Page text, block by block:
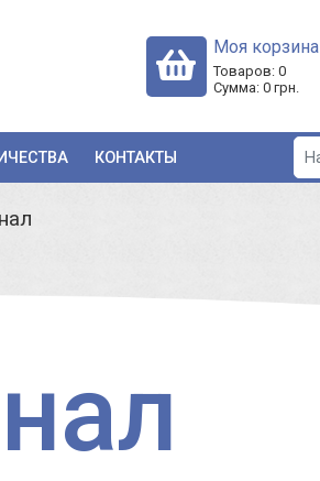
Моя корзина
Товаров: 0
Сумма: 0грн.
КОНТАКТЫ